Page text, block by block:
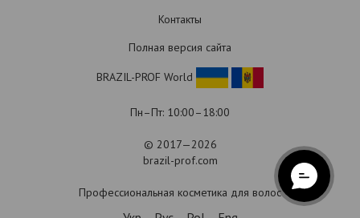
Контакты
Полная версия сайта
BRAZIL-PROF World
Пн–Пт: 10:00–18:00
© 2017—2026
brazil-prof.com
Профессиональная косметика для волос